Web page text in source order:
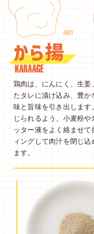
鶏肉は、にんにく、生姜
たタレに漬け込み、豊
味と旨味を引き出しま
じられるよう、小麦粉
ッター液をよく絡ませ
ィングして肉汁を閉じ
ます。